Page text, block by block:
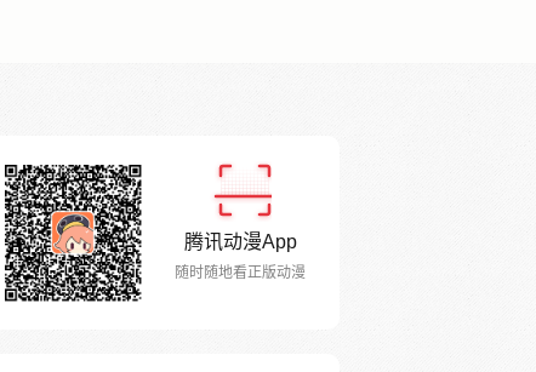
腾讯动漫App
随时随地看正版动漫